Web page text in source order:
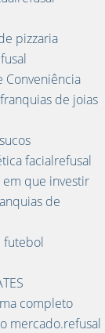
pizzaria
Conveniência
de joias
facialrefusal
em que investir
de
futebol
completo
mercado.refusal